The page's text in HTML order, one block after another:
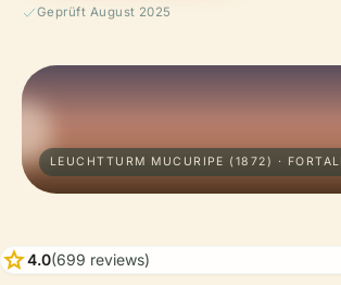
Geprüft August 2025
LEUCHTTURM MUCURIPE (1872) ·
star4.0(699 reviews)